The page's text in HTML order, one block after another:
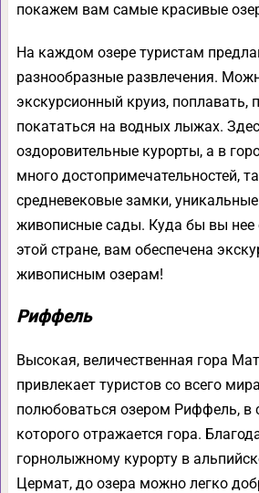
покажем вам самые красивые
На каждом озере туристам
разнообразные развлечения.
экскурсионный круиз, поплавать,
покататься на водных лыжах.
оздоровительные курорты, а в
много достопримечательностей,
средневековые замки,
живописные сады. Куда бы вы нее
этой стране, вам обеспечена
живописным озерам!
Риффель
Высокая, величественная гора
привлекает туристов со всего
полюбоваться озером Риффель, в
которого отражается гора.
горнолыжному курорту в
Цермат, до озера можно легко